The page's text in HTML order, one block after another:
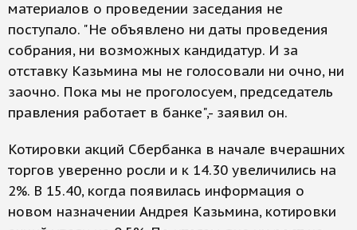
материалов о проведении заседания не
поступало. "Не объявлено ни даты проведения
собрания, ни возможных кандидатур. И за
отставку Казьмина мы не голосовали ни очно, ни
заочно. Пока мы не проголосуем, председатель
правления работает в банке",- заявил он.
Котировки акций Сбербанка в начале вчерашних
торгов уверенно росли и к 14.30 увеличились на
2%. В 15.40, когда появилась информация о
новом назначении Андрея Казьмина, котировки